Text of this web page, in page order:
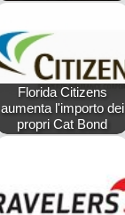
Florida Citizens
aumenta l'importo dei
propri Cat Bond